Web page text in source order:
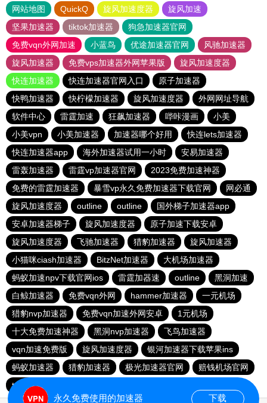
网站地图 QuickQ 旋风加速度器
旋风加速
坚果加速器
tiktok加速器
狗急加速器官网
免费vqn外网加速
小蓝鸟 优途加速器官网
风驰加速器
旋风加速器
免费vps加速器外网苹果版
旋风加速度器
快连加速器
快连加速器官网入口
原子加速器
快鸭加速器
快柠檬加速器 旋风加速度器
外网网址导航
软件中心
雷霆加速 狂飙加速器 哔咔漫画
小美
小美vpn
小美加速器 加速器哪个好用
快连lets加速器
快连加速器app
海外加速器试用一小时
安易加速器
雷轰加速器
雷霆vp加速器官网
2023免费加速神器
免费的雷霆加速器
暴雪vp永久免费加速器下载官网
网必通
旋风加速度器
outline outline
国外梯子加速器app
安卓加速器梯子
旋风加速度器
原子加速下载安卓
旋风加速度器
飞驰加速器 猎豹加速器
旋风加速器
小猫咪ciash加速器
BitzNet加速器
大机场加速器
蚂蚁加速npv下载官网ios
雷霆加器速 outline
黑洞加速
白鲸加速器
免费vqn外网 hammer加速器
一元机场
猎豹nvp加速器
免费vqn加速外网安卓
1元机场
十大免费加速神器
黑洞nvp加速器
飞鸟加速器
vqn加速免费版
旋风加速度器
银河加速器下载苹果ins
蚂蚁加速器
猎豹加速器 极光加速器官网
赔钱机场官网
twitter加速器
永久免费使用的加速器 下载